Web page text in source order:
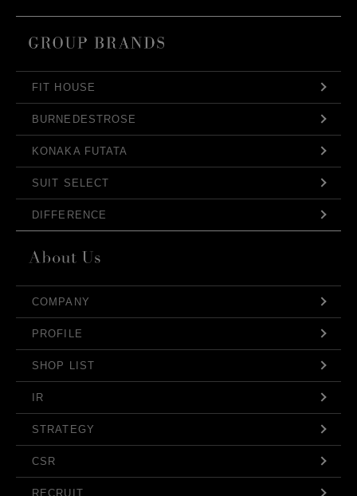
FIT HOUSE
BURNEDESTROSE
KONAKA FUTATA
SUIT SELECT
DIFFERENCE
COMPANY
PROFILE
SHOP LIST
IR
STRATEGY
CSR
RECRUIT